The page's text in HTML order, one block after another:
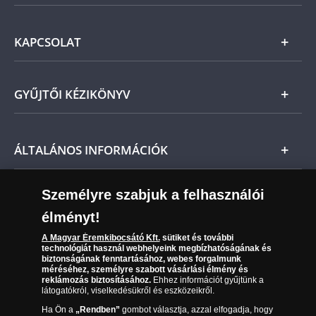
Magyar
Reklamáció
KAPCSOLAT
Ügyfélszolgálat
Leiratkozás a hírlevélről
GYŰJTŐI KÉZIKÖNYV
Tájékoztató kezdők számára
A világ érmetörténete
ÁLTALÁNOS INFORMÁCIÓK
Sütik (cookies) használata
Süti (cookies)Beállítások
Társaságunkról
Az érmék és érmek ára és értéke
Gyakran ismételt kérdések
06 80 888 889
(díjmentesen hívható hétfőtől csütörtökig 9.00 és 17.00
óra között, péntekenként 9.00 és 15.00 óra között)
Személyre szabjuk a felhasználói
élményt!
A Magyar Éremkibocsátó Kft.sütiket és további
technológiát használ webhelyeink megbízhatóságának és
biztonságának fenntartásához, webes forgalmunk
méréséhez, személyre szabott vásárlási élmény és
reklámozás biztosításához.Ehhez információt gyűjtünk a
látogatókról, viselkedésükről és eszközeikről.
Ha Ön a „Rendben”gombot választja, azzal elfogadja, hogy